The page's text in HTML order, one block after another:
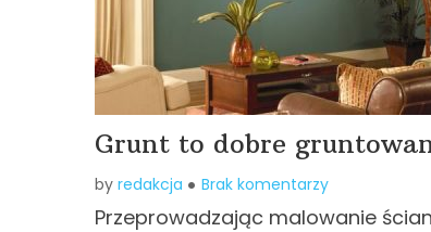
Grunt to dobre
by redakcja Brak komentarzy
Przeprowadzając malowanie